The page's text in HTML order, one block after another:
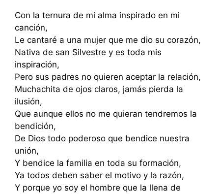
Con la ternura de mi alma inspirado en mi
canción,
Le cantaré a una mujer que me dio su corazón,
Nativa de san Silvestre y es toda mis
inspiración,
Pero sus padres no quieren aceptar la relación,
Muchachita de ojos claros, jamás pierda la
ilusión,
Que aunque ellos no me quieran tendremos la
bendición,
De Dios todo poderoso que bendice nuestra
unión,
Y bendice la familia en toda su formación,
Ya todos deben saber el motivo y la razón,
Y porque yo soy el hombre que la llena de